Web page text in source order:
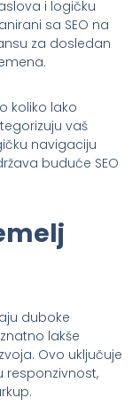
i logičku
sa SEO na
za dosledan
koliko lako
vaš
navigaciju
buduće SEO
duboke
lakše
Ovo uključuje
responzivnost,